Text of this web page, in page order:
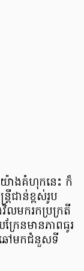
យ៉ាងគំហុកនេះ ក៏
រីជាន់ខ្ពស់រូប
វិលមករកប្រក្រតី
រែនមានភាពធូរ
ឆៅមកជំនួសទី